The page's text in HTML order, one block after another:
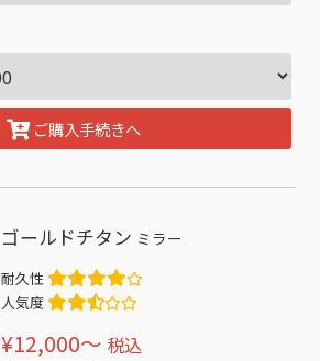
ご購入手続きへ
ゴールドチタン ミラー
耐久性
人気度
¥12,000〜 税込